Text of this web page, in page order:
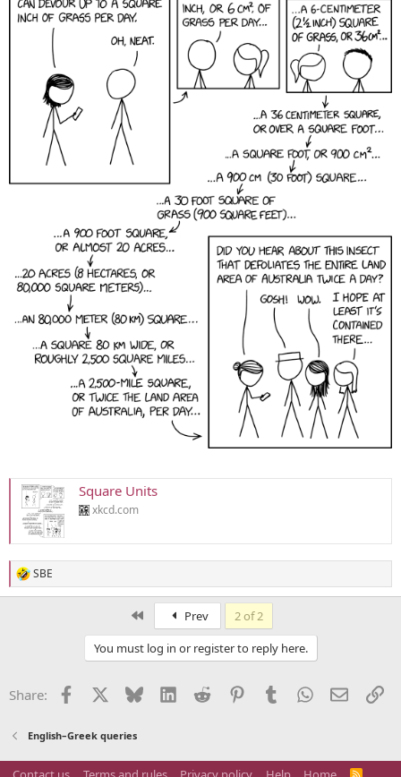
Square Units
xkcd.com
R
e
s
SBE
Prev
2 of 2
You must log in or register to reply here.
Share: Facebook Bluesky LinkedInReddit PinterestTumblrWhatsApp
Email
English–Greek queries
R